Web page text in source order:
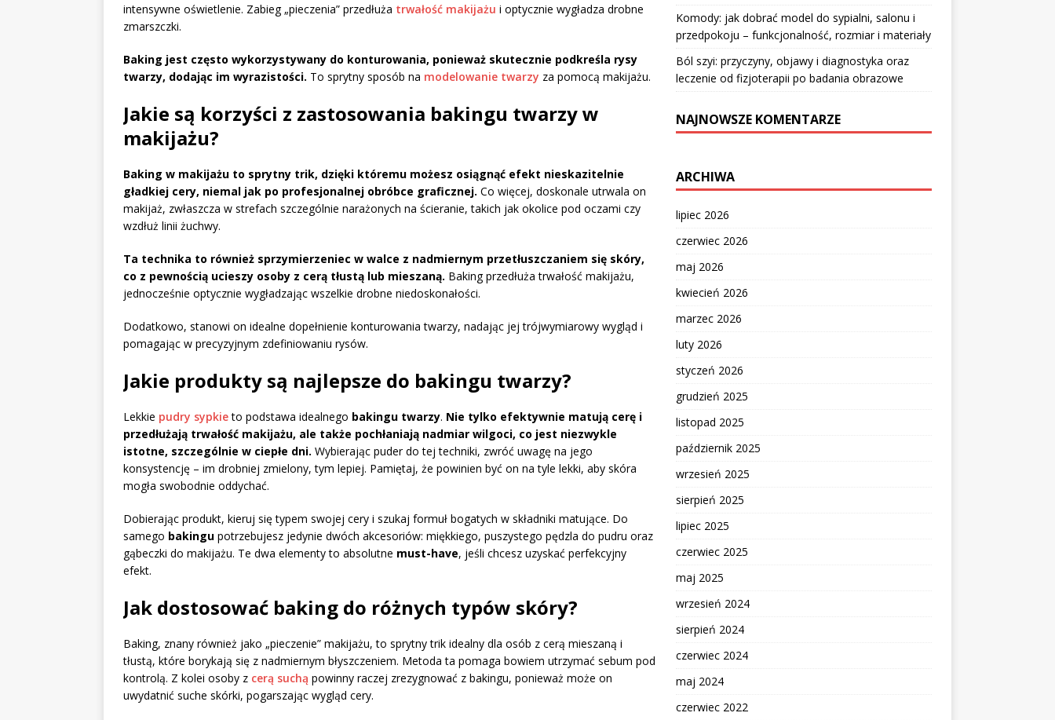
intensywne oświetlenie. Zabieg „pieczenia” przedłuża trwałość makijażu i optycznie wygładza drobne
zmarszczki.
Baking jest często wykorzystywany do konturowania, ponieważ skutecznie podkreśla rysy
twarzy, dodając im wyrazistości. To sprytny sposób na modelowanie twarzy za pomocą makijażu.
Jakie są korzyści z zastosowania bakingu twarzy w
makijażu?
Baking w makijażu to sprytny trik, dzięki któremu możesz osiągnąć efekt nieskazitelnie
gładkiej cery, niemal jak po profesjonalnej obróbce graficznej. Co więcej, doskonale utrwala on
makijaż, zwłaszcza w strefach szczególnie narażonych na ścieranie, takich jak okolice pod oczami czy
wzdłuż linii żuchwy.
Ta technika to również sprzymierzeniec w walce z nadmiernym przetłuszczaniem się skóry,
co z pewnością ucieszy osoby z cerą tłustą lub mieszaną. Baking przedłuża trwałość makijażu,
jednocześnie optycznie wygładzając wszelkie drobne niedoskonałości.
Dodatkowo, stanowi on idealne dopełnienie konturowania twarzy, nadając jej trójwymiarowy wygląd i
pomagając w precyzyjnym zdefiniowaniu rysów.
Jakie produkty są najlepsze do bakingu twarzy?
Lekkie pudry sypkieto podstawa idealnego bakingu twarzy. Nie tylko efektywnie matują cerę i
przedłużają trwałość makijażu, ale także pochłaniają nadmiar wilgoci, co jest niezwykle
istotne, szczególnie w ciepłe dni. Wybierając puder do tej techniki, zwróć uwagę na jego
konsystencję – im drobniej zmielony, tym lepiej. Pamiętaj, że powinien być on na tyle lekki, aby skóra
mogła swobodnie oddychać.
Dobierając produkt, kieruj się typem swojej cery i szukaj formuł bogatych w składniki matujące. Do
samego bakingu potrzebujesz jedynie dwóch akcesoriów: miękkiego, puszystego pędzla do pudru oraz
gąbeczki do makijażu. Te dwa elementy to absolutne must-have, jeśli chcesz uzyskać perfekcyjny
efekt.
Jak dostosować baking do różnych typów skóry?
Baking, znany również jako „pieczenie” makijażu, to sprytny trik idealny dla osób z cerą mieszaną i
tłustą, które borykają się z nadmiernym błyszczeniem. Metoda ta pomaga bowiem utrzymać sebum pod
kontrolą. Z kolei osoby z cerą suchą powinny raczej zrezygnować z bakingu, ponieważ może on
uwydatnić suche skórki, pogarszając wygląd cery.
Komody: jak dobrać model do sypialni, salonu i
przedpokoju – funkcjonalność, rozmiar i materiały
Ból szyi: przyczyny, objawy i diagnostyka oraz
leczenie od fizjoterapii po badania obrazowe
NAJNOWSZE KOMENTARZE
ARCHIWA
lipiec 2026
czerwiec 2026
maj 2026
kwiecień 2026
marzec 2026
luty 2026
styczeń 2026
grudzień 2025
listopad 2025
październik 2025
wrzesień 2025
sierpień 2025
lipiec 2025
czerwiec 2025
maj 2025
wrzesień 2024
sierpień 2024
czerwiec 2024
maj 2024
czerwiec 2022